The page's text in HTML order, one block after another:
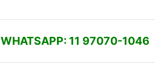
WHATSAPP: 11 97070-1046